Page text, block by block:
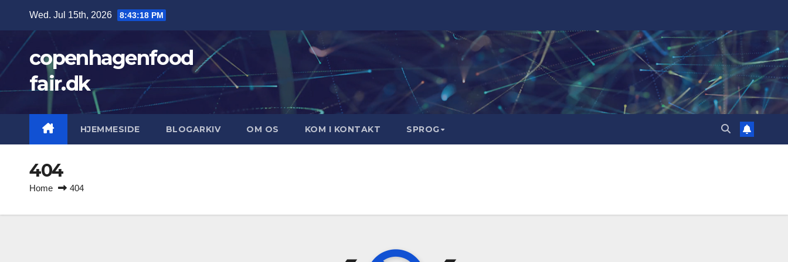
content
Wed. Jul 15th, 2026 8:43:19 PM
copenhagenfood
fair.dk
HJEMMESIDE BLOGARKIV OM OS KOM I KONTAKT SPROG
404
Home 404